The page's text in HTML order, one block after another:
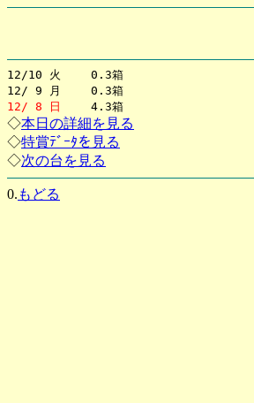
12/10 火 0.3箱
12/ 9 月 0.3箱
12/ 8 日
4.3箱
◇本日の詳細を見る
◇特賞ﾃﾞｰﾀを見る
◇次の台を見る
0. もどる